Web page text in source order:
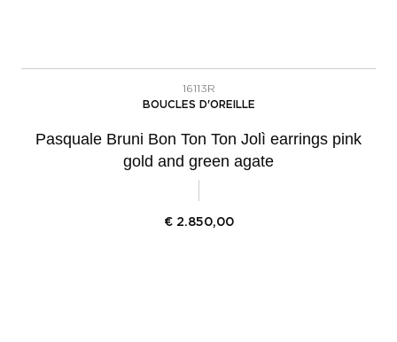
16113R
BOUCLES D'OREILLE
Pasquale Bruni Bon Ton Ton Jolì earrings pink
gold and green agate
€ 2.850,00